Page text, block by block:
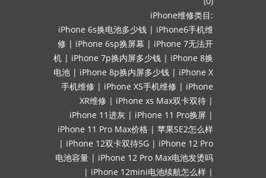
iPhone维修类目:
iPhone 6s换电池多少钱 | iPhone6手机维
修 | iPhone 6sp换屏幕 | iPhone 7无法开
机 | iPhone 7p换内屏多少钱 | iPhone 8换
电池 | iPhone 8p换内屏多少钱 | iPhone X
手机维修 | iPhone XS手机维修 | iPhone
XR维修 | iPhone xs Max双卡双待 |
iPhone 11进灰 | iPhone 11 Pro换屏 |
iPhone 11 Pro Max价格 | 苹果SE2怎么样
| iPhone 12双卡双待5G | iPhone 12 Pro
电池容量 | iPhone 12 Pro Max电池发烫吗
| iPhone 12mini电池续航怎么样 |